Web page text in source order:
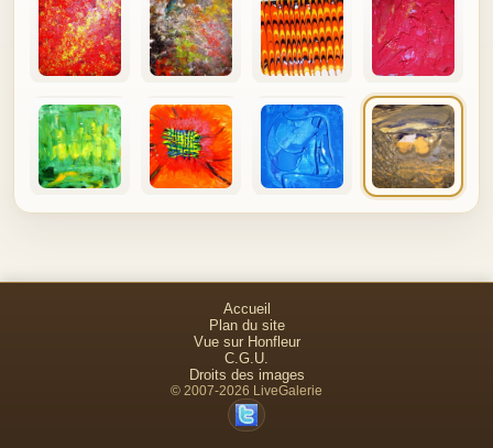
Accueil
Plan du site
Vue sur Honfleur
C.G.U.
Droits des images
© 2007-2026 LiveGalerie